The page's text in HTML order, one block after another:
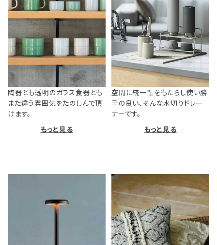
陶器とも透明のガラス食器とも
また違う雰囲気をたのしんで頂
けます。
もっと見る
空間に統一性をもたらし使い勝
手の良い、そんな水切りドレー
ナーです。
もっと見る